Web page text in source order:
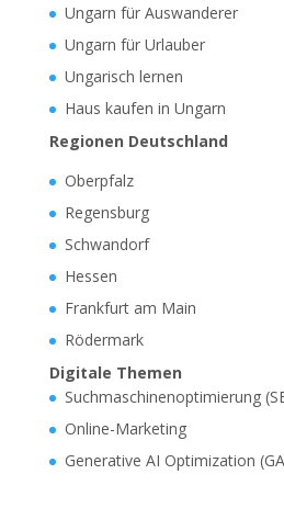
Ungarn für Auswanderer
Ungarn für Urlauber
Ungarisch lernen
Haus kaufen in Ungarn
Regionen Deutschland
Oberpfalz
Regensburg
Schwandorf
Hessen
Frankfurt am Main
Rödermark
Digitale Themen
Suchmaschinenoptimierung
Online-Marketing
Generative AI Optimization